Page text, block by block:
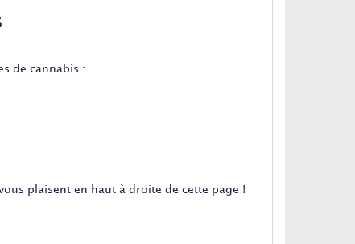
de cannabis :
plaisent en haut à droite de cette page !